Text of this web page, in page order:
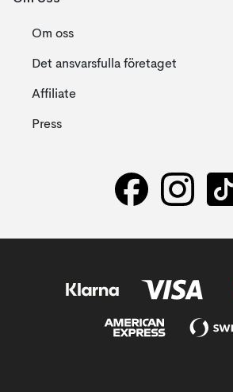
Om oss
Det ansvarsfulla företaget
Affiliate
Press